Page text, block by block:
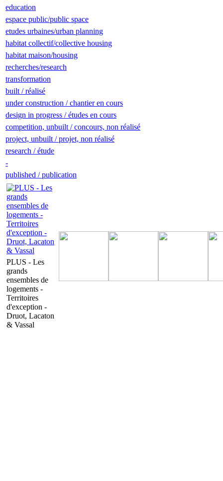
education
espace public/public space
etudes urbaines/urban planning
habitat collectif/collective housing
habitat maison/housing
recherches/research
transformation
built / réalisé
under construction / chantier en cours
design in progress / études en cours
competition, unbuilt / concours, non réalisé
project, unbuilt / projet, non réalisé
research / étude
-
published / publication
PLUS - Les
grands
ensembles de
logements -
Territoires
d'exception -
Druot, Lacaton
& Vassal